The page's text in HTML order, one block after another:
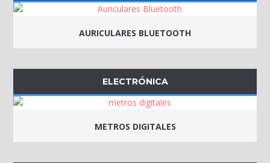
AURICULARES BLUETOOTH
ELECTRÓNICA
METROS DIGITALES